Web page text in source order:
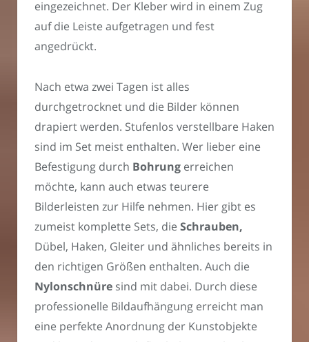
eingezeichnet. Der Kleber wird in einem Zug
auf die Leiste aufgetragen und fest
angedrückt.
Nach etwa zwei Tagen ist alles
durchgetrocknet und die Bilder können
drapiert werden. Stufenlos verstellbare Haken
sind im Set meist enthalten. Wer lieber eine
Befestigung durch Bohrung erreichen
möchte, kann auch etwas teurere
Bilderleisten zur Hilfe nehmen. Hier gibt es
zumeist komplette Sets, die Schrauben,
Dübel, Haken, Gleiter und ähnliches bereits in
den richtigen Größen enthalten. Auch die
Nylonschnüre sind mit dabei. Durch diese
professionelle Bildaufhängung erreicht man
eine perfekte Anordnung der Kunstobjekte